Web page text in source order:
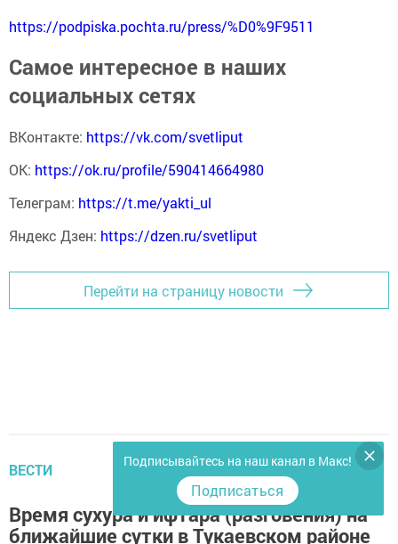
https://podpiska.pochta.ru/press/%D0%9F9511
Самое интересное в наших
социальных сетях
ВКонтакте: https://vk.com/svetliput
ОК: https://ok.ru/profile/590414664980
Телеграм: https://t.me/yakti_ul
Яндекс Дзен: https://dzen.ru/svetliput
Перейти на страницу новости
ВЕСТИ
Время сухура и ифтара (разговения) на
ближайшие сутки в Тукаевском районе
Подписывайтесь на наш канал в Макс!
Подписаться